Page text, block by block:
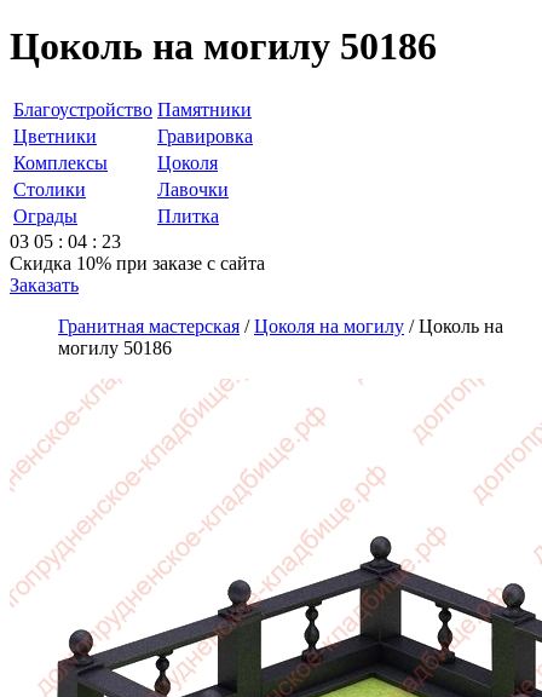
Цоколь на могилу 50186
Благоустройство Памятники
Цветники
Гравировка
Комплексы
Цоколя
Столики
Лавочки
Ограды
Плитка
03 05 : 04 : 23
Скидка 10% при заказе с сайта
Заказать
Гранитная мастерская /Цоколя на могилу /Цоколь на
могилу 50186